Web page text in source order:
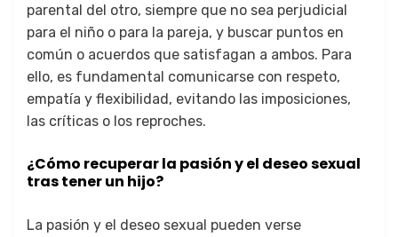
parental del otro, siempre que no sea perjudicial
para el niño o para la pareja, y buscar puntos en
común o acuerdos que satisfagan a ambos. Para
ello, es fundamental comunicarse con respeto,
empatía y flexibilidad, evitando las imposiciones,
las críticas o los reproches.
¿Cómo recuperar la pasión y el deseo sexual
tras tener un hijo?
La pasión y el deseo sexual pueden verse